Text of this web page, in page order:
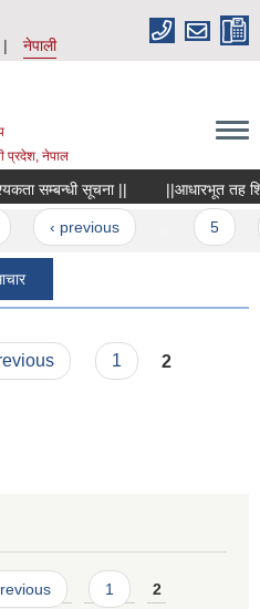
नेपाली
प्रदेश, नेपाल
सम्बन्धी सूचना || ||आधारभूत तह शिक्षा
‹ previous
1 2
1 2